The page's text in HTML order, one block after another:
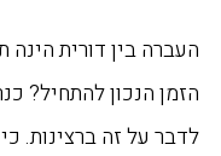
העברה בין דורית
הזמן הנכון להתחיל?
לדבר על זה ברצינות.